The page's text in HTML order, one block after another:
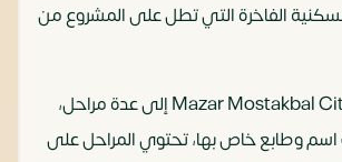
الفاخرة التي تطل على المشروع من
ينقسم مشروع Mazar Mostakbal City إلى عدة مراحل،
وطابع خاص بها، تحتوي المراحل على